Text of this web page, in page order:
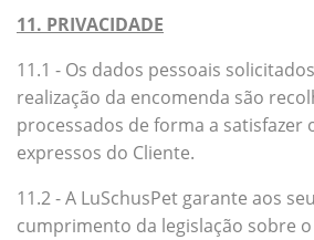
11. PRIVACIDADE
11.1 - Os dados pessoais
realização da encomenda são
processados ​​de forma a satisfazer
expressos do Cliente.
11.2 - A LuSchusPet garante aos
cumprimento da legislação sobre